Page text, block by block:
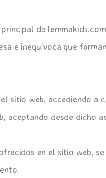
de
e inequívoca que
sitio web, accediendo a
aceptando desde dicho
en el sitio web,